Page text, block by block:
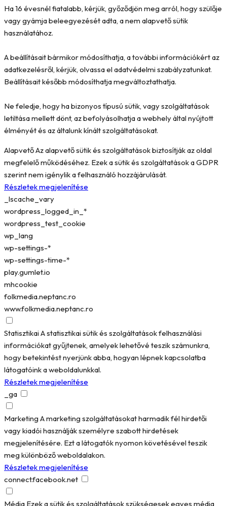
Ha 16 évesnél fiatalabb, kérjük, győződjön meg arról, hogy szülője
vagy gyámja beleegyezését adta, a nem alapvető sütik
használatához.
A beállításait bármikor módosíthatja, a további információkért az
adatkezelésről, kérjük, olvassa el adatvédelmi szabályzatunkat.
Beállításait később módosíthatja megváltoztathatja.
Ne feledje, hogy ha bizonyos típusú sütik, vagy szolgáltatások
letiltása mellett dönt, az befolyásolhatja a webhely által nyújtott
élményét és az általunk kínált szolgáltatásokat.
AlapvetőAz alapvető sütik és szolgáltatások biztosítják az oldal
megfelelő működéséhez. Ezek a sütik és szolgáltatások a GDPR
szerint nem igénylik a felhasználó hozzájárulását.
Részletek megjelenítése
_lscache_vary
wordpress_logged_in_*
wordpress_test_cookie
wp_lang
wp-settings-*
wp-settings-time-*
play.gumlet.io
mhcookie
folkmedia.neptanc.ro
www.folkmedia.neptanc.ro
StatisztikaiA statisztikai sütik és szolgáltatások felhasználási
információkat gyűjtenek, amelyek lehetővé teszik számunkra,
hogy betekintést nyerjünk abba, hogyan lépnek kapcsolatba
látogatóink a weboldalunkkal.
Részletek megjelenítése
_ga
Marketing A marketing szolgáltatásokat harmadik fél hirdetői
vagy kiadói használják személyre szabott hirdetések
megjelenítésére. Ezt a látogatók nyomon követésével teszik
meg különböző weboldalakon.
Részletek megjelenítése
connect.facebook.net
Média Ezek a sütik és szolgáltatások szükségesek egyes média